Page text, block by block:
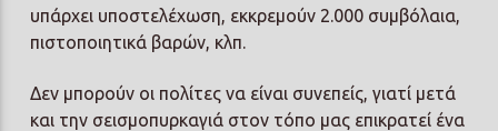
υπάρχει υποστελέχωση, εκκρεμούν 2.000 συμβόλαια,
πιστοποιητικά βαρών, κλπ.
Δεν μπορούν οι πολίτες να είναι συνεπείς, γιατί μετά
και την σεισμοπυρκαγιά στον τόπο μας επικρατεί ένα